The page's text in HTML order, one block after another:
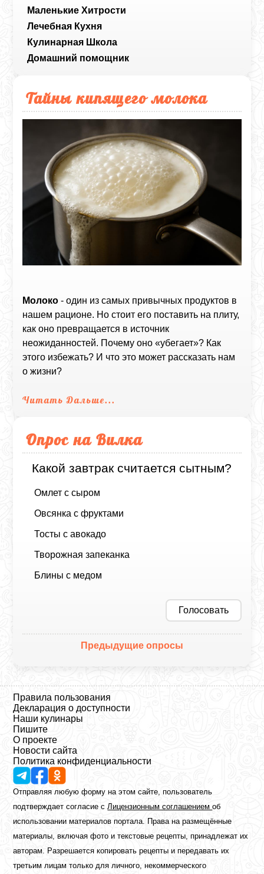
Маленькие Хитрости
Лечебная Кухня
Кулинарная Школа
Домашний помощник
Тайны кипящего молока
Молоко - один из самых привычных продуктов в
нашем рационе. Но стоит его поставить на плиту,
как оно превращается в источник
неожиданностей. Почему оно «убегает»? Как
этого избежать? И что это может рассказать нам
о жизни?
Читать Дальше...
Опрос на Вилка
Какой завтрак считается сытным?
Омлет с сыром
Овсянка с фруктами
Тосты с авокадо
Творожная запеканка
Блины с медом
Голосовать
Предыдущие опросы
Правила пользования
Декларация о доступности
Наши кулинары
Пишите
О проекте
Новости сайта
Политика конфиденциальности
Отправляя любую форму на этом сайте, пользователь
подтверждает согласие сЛицензионным соглашениемоб
использовании материалов портала. Права на размещённые
материалы, включая фото и текстовые рецепты, принадлежат их
авторам. Разрешается копировать рецепты и передавать их
третьим лицам только для личного, некоммерческого